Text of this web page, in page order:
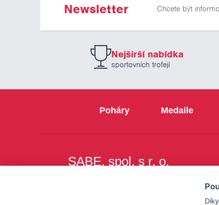
Newsletter Chcete být
Nejširší nabídka
sportovních trofejí
Poháry Medaile
SABE, spol. s r. o.